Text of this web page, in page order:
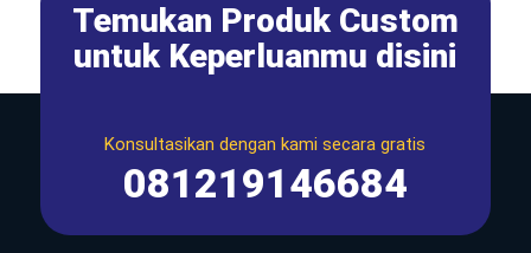
Temukan Produk Custom
untuk Keperluanmu disini
Konsultasikan dengan kami secara gratis
081219146684